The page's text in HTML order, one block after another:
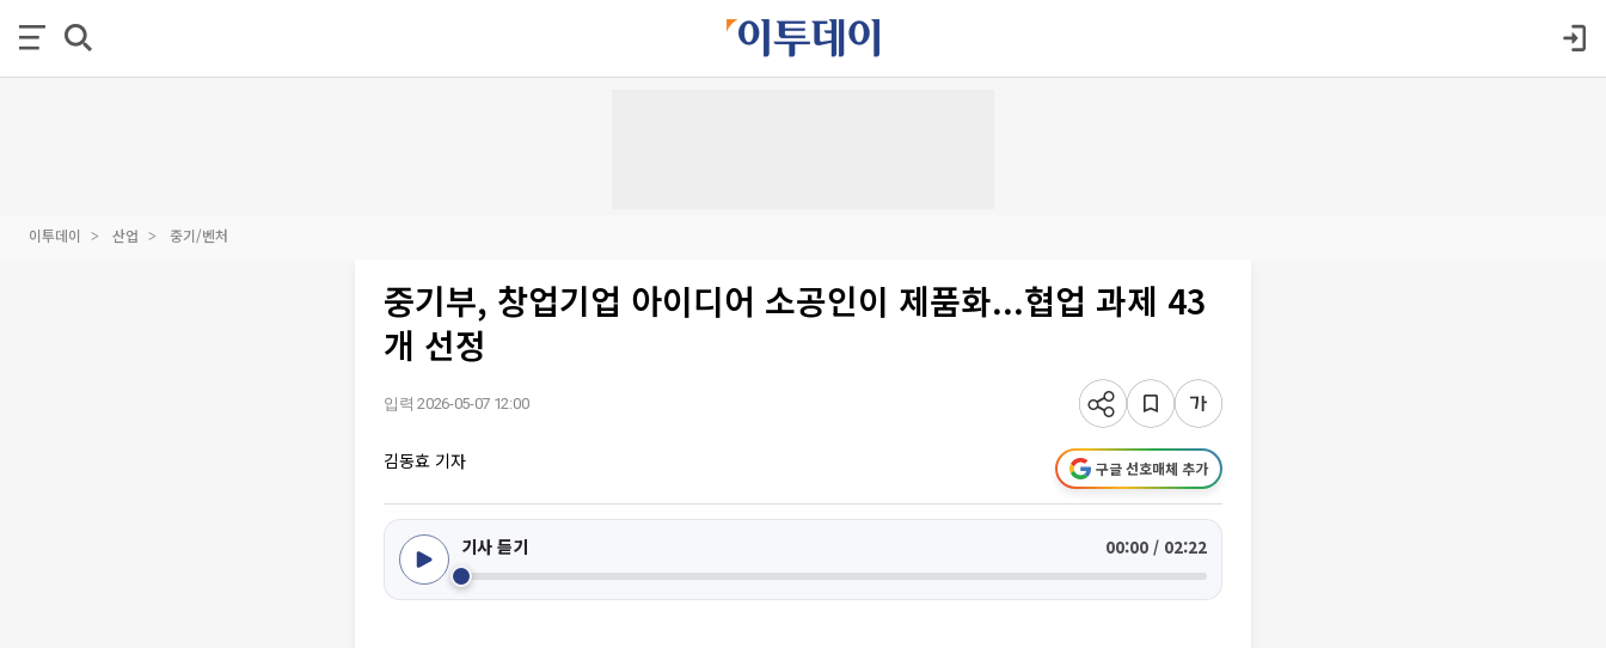
이투데이 산업 중기/벤처
중기부, 창업기업 아이디어 소공인이 제품화...협업 과제 43
개 선정
입력 2026-05-07 12:00
김동효 기자 구글 선호매체 추가
기사 듣기 00:00 / 02:22